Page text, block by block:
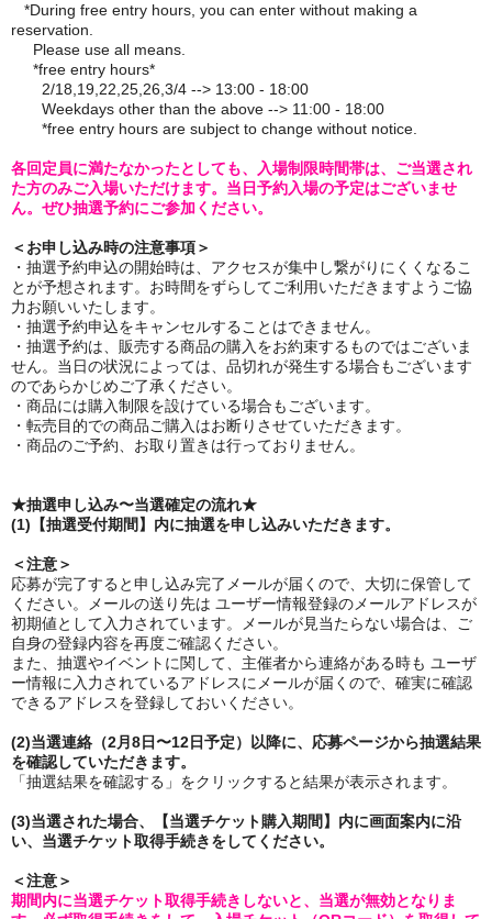
*During free entry hours, you can enter without making a
reservation.
Please use all means.
*free entry hours*
2/18,19,22,25,26,3/4 --> 13:00 - 18:00
Weekdays other than the above --> 11:00 - 18:00
*free entry hours are subject to change without notice.
各回定員に満たなかったとしても、入場制限時間帯は、ご当選され
た方のみご入場いただけます。当日予約入場の予定はございませ
ん。ぜひ抽選予約にご参加ください。
＜お申し込み時の注意事項＞
・抽選予約申込の開始時は、アクセスが集中し繋がりにくくなるこ
とが予想されます。お時間をずらしてご利用いただきますようご協
力お願いいたします。
・抽選予約申込をキャンセルすることはできません。
・抽選予約は、販売する商品の購入をお約束するものではございま
せん。当日の状況によっては、品切れが発生する場合もございます
のであらかじめご了承ください。
・商品には購入制限を設けている場合もございます。
・転売目的での商品ご購入はお断りさせていただきます。
・商品のご予約、お取り置きは行っておりません。
★抽選申し込み〜当選確定の流れ★
(1)【抽選受付期間】内に抽選を申し込みいただきます。
＜注意＞
応募が完了すると申し込み完了メールが届くので、大切に保管して
ください。メールの送り先は ユーザー情報登録のメールアドレスが
初期値として入力されています。メールが見当たらない場合は、ご
自身の登録内容を再度ご確認ください。
また、抽選やイベントに関して、主催者から連絡がある時も ユーザ
ー情報に入力されているアドレスにメールが届くので、確実に確認
できるアドレスを登録しておいください。
(2)当選連絡（2月8日〜12日予定）以降に、応募ページから抽選結果
を確認していただきます。
「抽選結果を確認する」をクリックすると結果が表示されます。
(3)当選された場合、【当選チケット購入期間】内に画面案内に沿
い、当選チケット取得手続きをしてください。
＜注意＞
期間内に当選チケット取得手続きしないと、当選が無効となりま